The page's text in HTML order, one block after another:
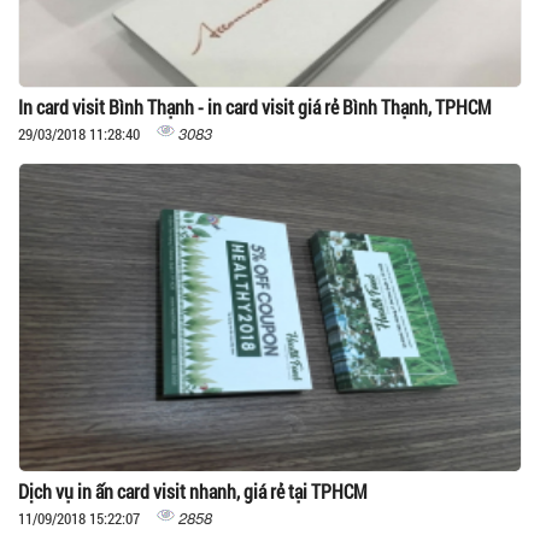
In card visit Bình Thạnh - in card visit giá rẻ Bình Thạnh, TPHCM
29/03/2018 11:28:40 3083
Dịch vụ in ấn card visit nhanh, giá rẻ tại TPHCM
11/09/2018 15:22:07 2858